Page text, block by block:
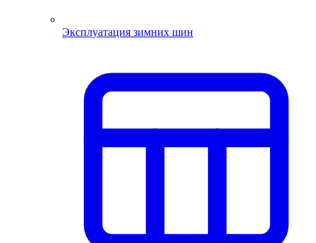
Эксплуатация зимних шин